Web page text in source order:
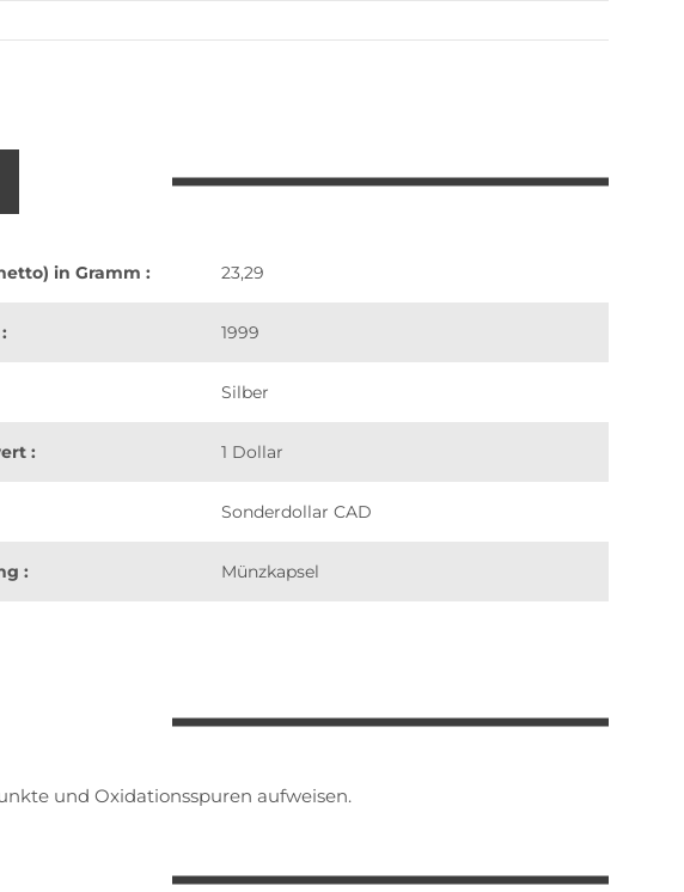
in Gramm : 23,29
1999
Silber
: 1 Dollar
Sonderdollar CAD
: Münzkapsel
und Oxidationsspuren aufweisen.